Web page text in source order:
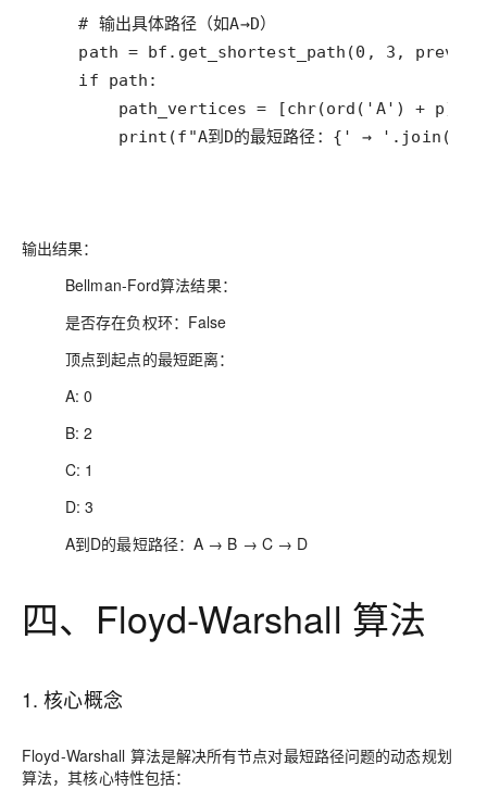
# 输出具体路径（如A→D）
path = bf . get_shortest_path (0 , 3 , prev
if
path
path_vertices = [chr(ord ( 'A' ) + p)
print (f"A到D的最短路径： { ' → ' . join (
输出结果：
Bellman-Ford算法结果：
是否存在负权环：False
顶点到起点的最短距离：
A: 0
B: 2
C: 1
D: 3
A到D的最短路径：A → B → C → D
四、Floyd-Warshall 算法
1. 核心概念
Floyd-Warshall 算法是解决所有节点对最短路径问题的动态规划
算法，其核心特性包括：